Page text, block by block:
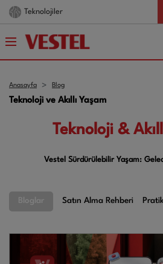
Teknolojiler
Anasayfa Blog
Teknoloji ve Akıllı Yaşam
Teknoloji &
Vestel Sürdürülebilir Yaşam:
Bloglar Satın Alma Rehberi